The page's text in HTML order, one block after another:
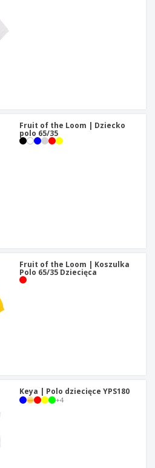
Fruit of the Loom | Dziecko
polo 65/35
Fruit of the Loom | Koszulka
Polo 65/35 Dziecięca
Keya | Polo dziecięce YPS180
+4